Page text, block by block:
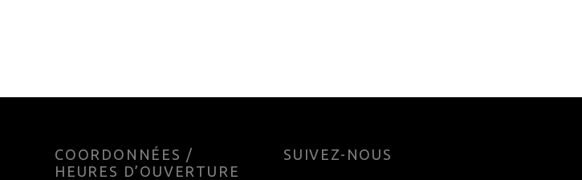
COORDONNÉES /
HEURES D’OUVERTURE
SUIVEZ-NOUS